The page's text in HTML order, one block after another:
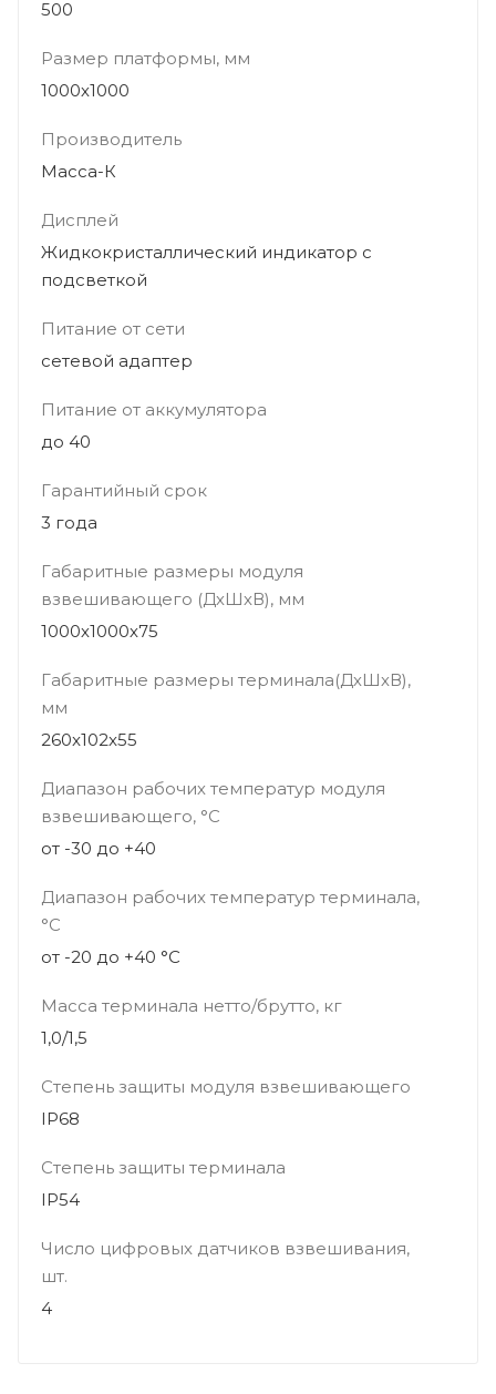
500
Размер платформы, мм
1000х1000
Производитель
Масса-К
Дисплей
Жидкокристаллический индикатор с
подсветкой
Питание от сети
сетевой адаптер
Питание от аккумулятора
до 40
Гарантийный срок
3 года
Габаритные размеры модуля
взвешивающего (ДхШхВ), мм
1000х1000х75
Габаритные размеры терминала(ДхШхВ),
мм
260x102x55
Диапазон рабочих температур модуля
взвешивающего, °С
от -30 до +40
Диапазон рабочих температур терминала,
°С
от -20 до +40 °С
Масса терминала нетто/брутто, кг
1,0/1,5
Степень защиты модуля взвешивающего
IP68
Степень защиты терминала
IP54
Число цифровых датчиков взвешивания,
шт.
4